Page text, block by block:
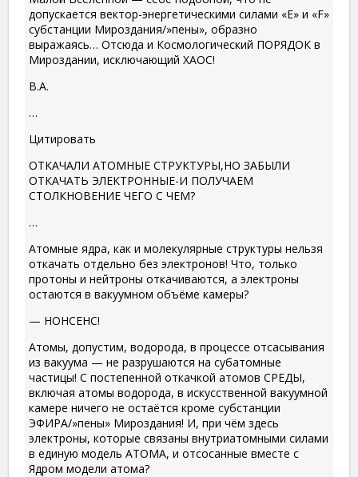
допускается вектор-энергетическими силами «Е» и «F»
субстанции Мироздания/»пены», образно
выражаясь… Отсюда и Космологический ПОРЯДОК в
Мироздании, исключающий ХАОС!
В.А.
…
Цитировать
ОТКАЧАЛИ АТОМНЫЕ СТРУКТУРЫ,НО ЗАБЫЛИ
ОТКАЧАТЬ ЭЛЕКТРОННЫЕ-И ПОЛУЧАЕМ
СТОЛКНОВЕНИЕ ЧЕГО С ЧЕМ?
…
Атомные ядра, как и молекулярные структуры нельзя
откачать отдельно без электронов! Что, только
протоны и нейтроны откачиваются, а электроны
остаются в вакуумном объёме камеры?
— НОНСЕНС!
Атомы, допустим, водорода, в процессе отсасывания
из вакуума — не разрушаются на субатомные
частицы! С постепенной откачкой атомов СРЕДЫ,
включая атомы водорода, в искусственной вакуумной
камере ничего не остаётся кроме субстанции
ЭФИРА/»пены» Мироздания! И, при чём здесь
электроны, которые связаны внутриатомными силами
в единую модель АТОМА, и отсосанные вместе с
Ядром модели атома?